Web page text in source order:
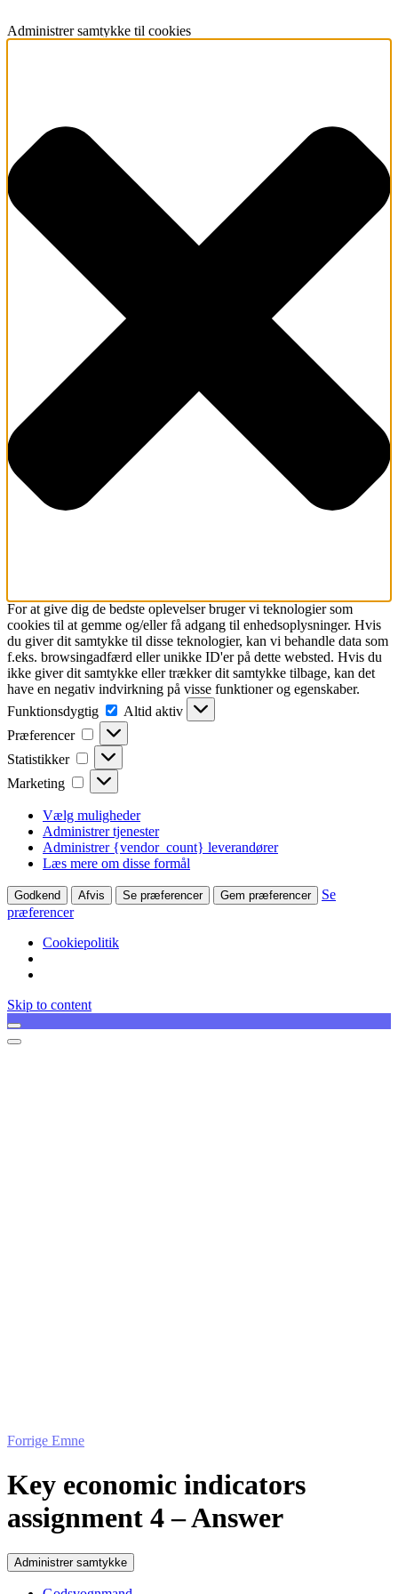
Administrer samtykke til cookies
For at give dig de bedste oplevelser bruger vi teknologier som
cookies til at gemme og/eller få adgang til enhedsoplysninger. Hvis
du giver dit samtykke til disse teknologier, kan vi behandle data som
f.eks. browsingadfærd eller unikke ID'er på dette websted. Hvis du
ikke giver dit samtykke eller trækker dit samtykke tilbage, kan det
have en negativ indvirkning på visse funktioner og egenskaber.
Funktionsdygtig
Funktionsdygtig
Altid aktiv
Præferencer
Præferencer
Statistikker Statistikker
Marketing Marketing
Vælg muligheder
Administrer tjenester
Administrer {vendor_count} leverandører
Læs mere om disse formål
Godkend Afvis Se præferencer Gem præferencer
Se
præferencer
Cookiepolitik
Skip to content
Forrige Emne
Key economic indicators
assignment 4 – Answer
Administrer samtykke